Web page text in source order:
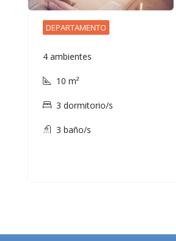
DEPARTAMENTO
4 ambientes
10 m²
3 dormitorio/s
3 baño/s